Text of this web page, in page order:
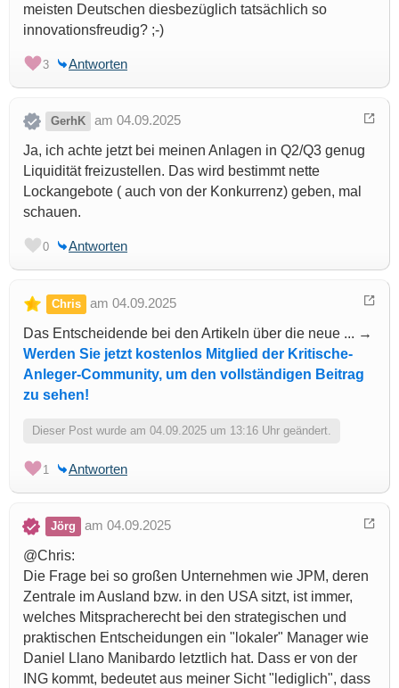
meisten Deutschen diesbezüglich tatsächlich so
innovationsfreudig? ;-)
3 Antworten
GerhK
am 04.09.2025
Ja, ich achte jetzt bei meinen Anlagen in Q2/Q3 genug
Liquidität freizustellen. Das wird bestimmt nette
Lockangebote ( auch von der Konkurrenz) geben, mal
schauen.
0 Antworten
Chris
am 04.09.2025
Das Entscheidende bei den Artikeln über die neue ... →
Werden Sie jetzt kostenlos Mitglied der Kritische-
Anleger-Community, um den vollständigen Beitrag
zu sehen!
Dieser Post wurde am 04.09.2025 um 13:16 Uhr geändert.
1 Antworten
Jörg
am 04.09.2025
@Chris:
Die Frage bei so großen Unternehmen wie JPM, deren
Zentrale im Ausland bzw. in den USA sitzt, ist immer,
welches Mitspracherecht bei den strategischen und
praktischen Entscheidungen ein "lokaler" Manager wie
Daniel Llano Manibardo letztlich hat. Dass er von der
ING kommt, bedeutet aus meiner Sicht "lediglich", dass